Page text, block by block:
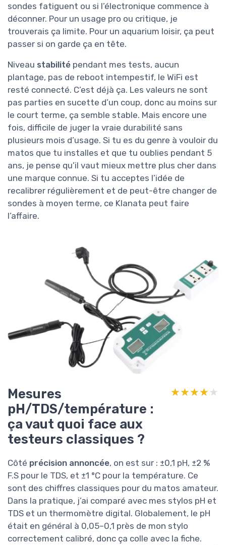
sondes fatiguent ou si l’électronique commence à
déconner. Pour un usage pro ou critique, je
trouverais ça limite. Pour un aquarium loisir, ça peut
passer si on garde ça en tête.
Niveau stabilité pendant mes tests, aucun
plantage, pas de reboot intempestif, le WiFi est
resté connecté. C’est déjà ça. Les valeurs ne sont
pas parties en sucette d’un coup, donc au moins sur
le court terme, ça semble stable. Mais encore une
fois, difficile de juger la vraie durabilité sans
plusieurs mois d’usage. Si tu es du genre à vouloir du
matos que tu installes et que tu oublies pendant 5
ans, je pense qu’il vaut mieux mettre plus cher dans
une marque connue. Si tu acceptes l’idée de
recalibrer régulièrement et de peut-être changer de
sondes à moyen terme, ce Klanata peut faire
l’affaire.
Mesures
pH/TDS/température :
ça vaut quoi face aux
testeurs classiques ?
★★★★★
★★★★★
Côté précision annoncée, on est sur : ±0,1 pH, ±2 %
F.S pour le TDS, et ±1 °C pour la température. Ce
sont des chiffres classiques pour du matos amateur.
Dans la pratique, j’ai comparé avec mes stylos pH et
TDS et un thermomètre digital. Globalement, le pH
était en général à 0,05–0,1 près de mon stylo
correctement calibré, donc ça colle avec la fiche.